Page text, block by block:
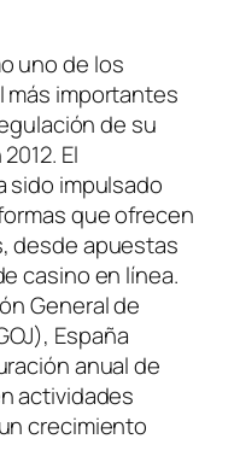
uno de los
más importantes
de su
El
sido impulsado
que ofrecen
desde apuestas
casino en línea.
General de
España
anual de
actividades
crecimiento